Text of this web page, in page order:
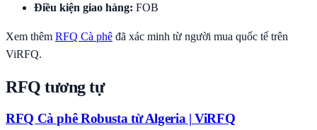
Điều kiện giao hàng: FOB
Xem thêm RFQ Cà phê đã xác minh từ người mua quốc tế trên
ViRFQ.
RFQ tương tự
RFQ Cà phê Robusta từ Algeria | ViRFQ